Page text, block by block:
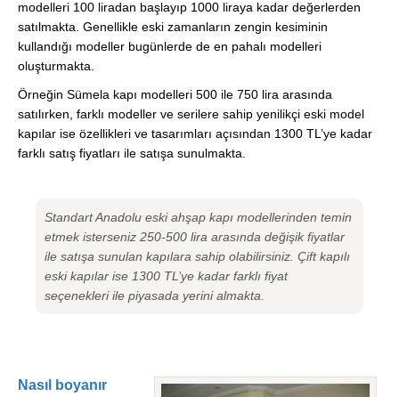
modelleri 100 liradan başlayıp 1000 liraya kadar değerlerden
satılmakta. Genellikle eski zamanların zengin kesiminin
kullandığı modeller bugünlerde de en pahalı modelleri
oluşturmakta.
Örneğin Sümela kapı modelleri 500 ile 750 lira arasında
satılırken, farklı modeller ve serilere sahip yenilikçi eski model
kapılar ise özellikleri ve tasarımları açısından 1300 TL’ye kadar
farklı satış fiyatları ile satışa sunulmakta.
Standart Anadolu eski ahşap kapı modellerinden temin
etmek isterseniz 250-500 lira arasında değişik fiyatlar
ile satışa sunulan kapılara sahip olabilirsiniz. Çift kapılı
eski kapılar ise 1300 TL’ye kadar farklı fiyat
seçenekleri ile piyasada yerini almakta.
Nasıl boyanır